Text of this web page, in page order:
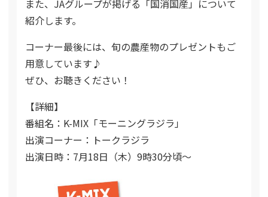
また、JAグループが掲げる「国消国産」について
紹介します。
コーナー最後には、旬の農産物のプレゼントもご
用意しています♪
ぜひ、お聴きください！
【詳細】
番組名：K-MIX「モーニングラジラ」
出演コーナー：トークラジラ
出演日時：7月18日（木）9時30分頃～